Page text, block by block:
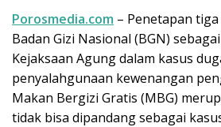
Porosmedia.com – Penetapan
Badan Gizi Nasional (BGN)
Kejaksaan Agung dalam kasus
penyalahgunaan kewenangan
Makan Bergizi Gratis (MBG)
tidak bisa dipandang sebagai